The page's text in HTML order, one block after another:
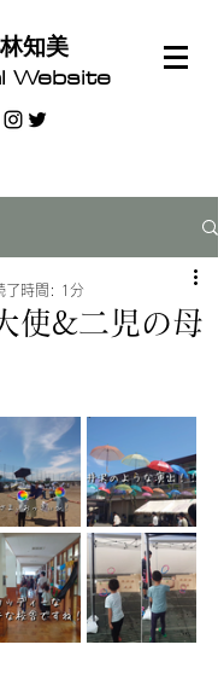
Website
知美
使&二児の母
了時間: 1分